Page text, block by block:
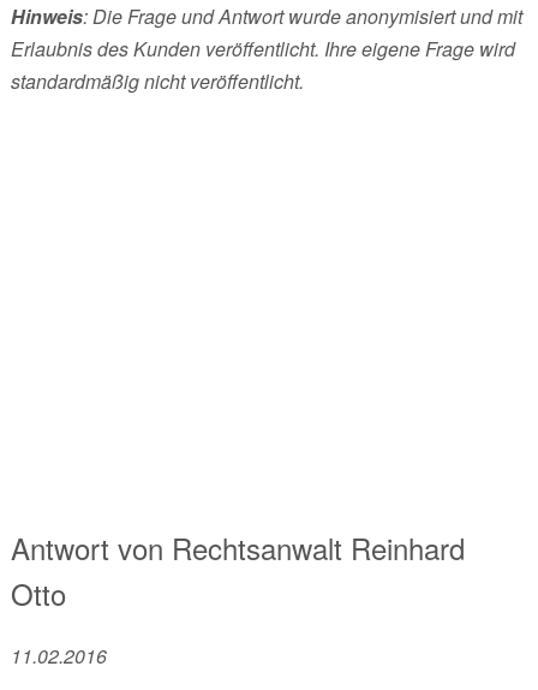
Hinweis: Die Frage und Antwort wurde anonymisiert und mit
Erlaubnis des Kunden veröffentlicht. Ihre eigene Frage wird
standardmäßig nicht veröffentlicht.
Antwort von Rechtsanwalt Reinhard
Otto
11.02.2016